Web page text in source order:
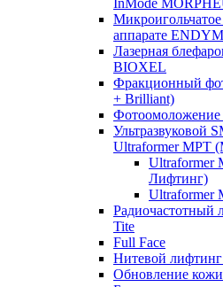
InMode
аппарате
Лазерная
BIOXEL
Фракционный
+ Brilliant)
Фотоомоложение
Ультразвуковой
Ultraformer MPT
Лифтинг)
Ultraformer
Радиочастотный
Tite
Full Face
Нитевой
Обновление